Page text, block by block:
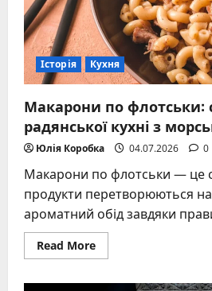
Історія Кухня
Макарони по флотськи:
радянської кухні з
Юлія Коробка 04.07.2026 0
Макарони по флотськи — це
продукти перетворюються
ароматний обід завдяки
Read MoreRead
more